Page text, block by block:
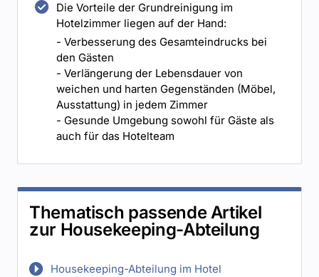
Die Vorteile der Grundreinigung im
Hotelzimmer liegen auf der Hand:
- Verbesserung des Gesamteindrucks bei
den Gästen
- Verlängerung der Lebensdauer von
weichen und harten Gegenständen (Möbel,
Ausstattung) in jedem Zimmer
- Gesunde Umgebung sowohl für Gäste als
auch für das Hotelteam
Thematisch passende Artikel
zur Housekeeping-Abteilung
Housekeeping-Abteilung im Hotel